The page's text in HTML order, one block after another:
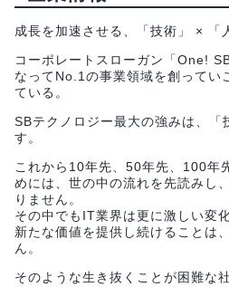
成長を加速させる、「技術」 × 「
コーポレートスローガン「One!
なってNo.1の事業領域を創ってい
ている。
SBテクノロジー最大の強みは、「
す。
これから10年先、50年先、100年
めには、世の中の流れを先読みし
りません。
その中でもIT業界は更に激しい変
新たな価値を提供し続けることは
ん。
そのような生き抜くことが困難な